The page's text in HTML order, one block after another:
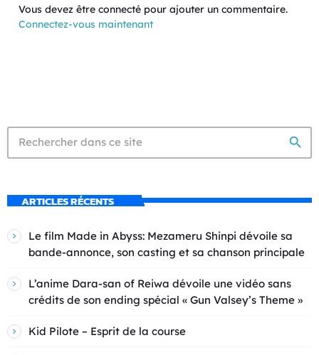
Vous devez être connecté pour ajouter un commentaire.
Connectez-vous maintenant
search
ARTICLES RÉCENTS
Le film Made in Abyss: Mezameru Shinpi dévoile sa
bande-annonce, son casting et sa chanson principale
L’anime Dara-san of Reiwa dévoile une vidéo sans
crédits de son ending spécial « Gun Valsey’s Theme »
Kid Pilote – Esprit de la course